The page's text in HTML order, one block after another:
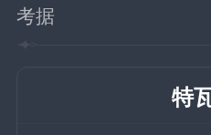
考据
特